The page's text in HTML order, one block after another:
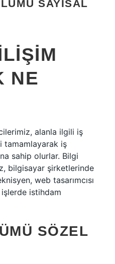
SAYISAL
NE
alanla ilgili iş
tamamlayarak iş
sahip olurlar. Bilgi
bilgisayar şirketlerinde
web tasarımcısı
istihdam
SÖZEL